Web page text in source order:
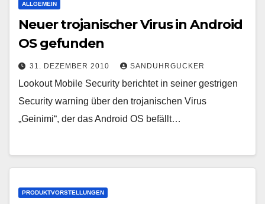
ALLGEMEIN
Neuer trojanischer Virus in Android
OS gefunden
31. DEZEMBER 2010 SANDUHRGUCKER
Lookout Mobile Security berichtet in seiner gestrigen
Security warning über den trojanischen Virus
„Geinimi“, der das Android OS befällt…
PRODUKTVORSTELLUNGEN